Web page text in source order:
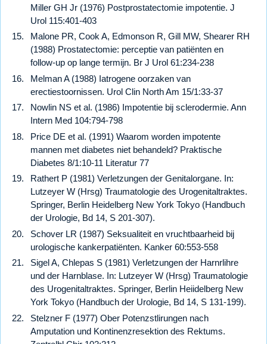
Miller GH Jr (1976) Postprostatectomie impotentie. J
Urol 115:401-403
Malone PR, Cook A, Edmonson R, Gill MW, Shearer RH
(1988) Prostatectomie: perceptie van patiënten en
follow-up op lange termijn. Br J Urol 61:234-238
Melman A (1988) Iatrogene oorzaken van
erectiestoornissen. Urol Clin North Am 15/1:33-37
Nowlin NS et al. (1986) Impotentie bij sclerodermie. Ann
Intern Med 104:794-798
Price DE et al. (1991) Waarom worden impotente
mannen met diabetes niet behandeld? Praktische
Diabetes 8/1:10-11 Literatur 77
Rathert P (1981) Verletzungen der Genitalorgane. In:
Lutzeyer W (Hrsg) Traumatologie des Urogenitaltraktes.
Springer, Berlin Heidelberg New York Tokyo (Handbuch
der Urologie, Bd 14, S 201-307).
Schover LR (1987) Seksualiteit en vruchtbaarheid bij
urologische kankerpatiënten. Kanker 60:553-558
Sigel A, Chlepas S (1981) Verletzungen der Harnrlihre
und der Harnblase. In: Lutzeyer W (Hrsg) Traumatologie
des Urogenitaltraktes. Springer, Berlin Heiidelberg New
York Tokyo (Handbuch der Urologie, Bd 14, S 131-199).
Stelzner F (1977) Ober Potenzstlirungen nach
Amputation und Kontinenzresektion des Rektums.